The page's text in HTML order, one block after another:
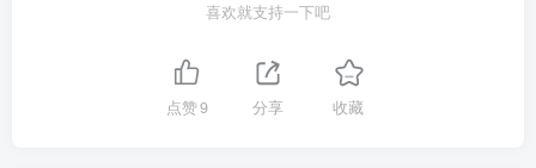
喜欢就支持一下吧
点赞9 分享 收藏